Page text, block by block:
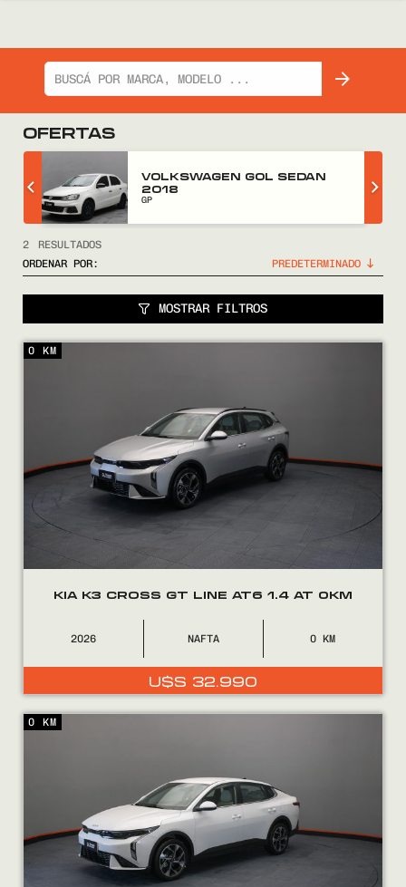
VENDÉ
FINANCIÁ
NOSOTROS
CONTACTO
08002525
OFERTAS
VOLKSWAGEN GOL SEDAN
2018
GP
2
RESULTADOS
ORDENAR POR:
MOSTRAR FILTROS
KIA K3 CROSS GT LINE AT6 1.4 AT 0KM
2026 NAFTA 0
U$S 32.990
0 KM
0 KM